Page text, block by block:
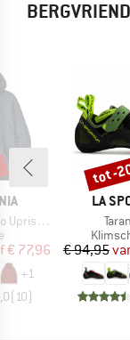
Hoody
prijs
€ 77,96
+1
(10)
MERK
LA
€ 94,95
Korting
tot -